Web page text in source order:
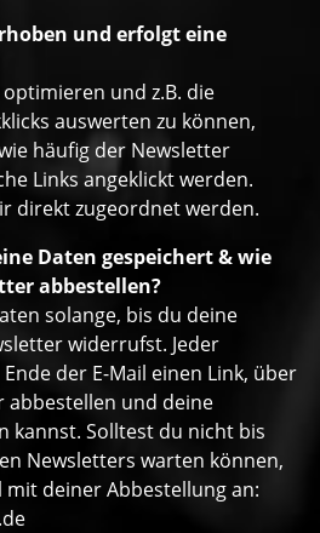
und erfolgt eine
und z.B. die
auswerten zu können,
häufig der Newsletter
Links angeklickt werden.
direkt zugeordnet werden.
Daten gespeichert & wie
abbestellen?
solange, bis du deine
widerrufst. Jeder
der E-Mail einen Link, über
abbestellen und deine
kannst. Solltest du nicht bis
Newsletters warten können,
mit deiner Abbestellung an: